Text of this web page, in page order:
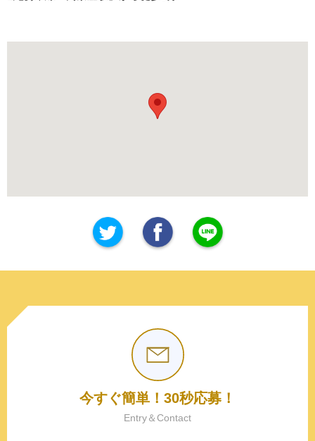
今すぐ簡単！30秒応募！
Entry＆Contact